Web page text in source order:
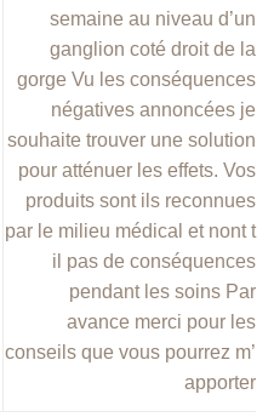
semaine au niveau d’un
ganglion coté droit de la
gorge Vu les conséquences
négatives annoncées je
souhaite trouver une solution
pour atténuer les effets. Vos
produits sont ils reconnues
par le milieu médical et nont t
il pas de conséquences
pendant les soins Par
avance merci pour les
conseils que vous pourrez m’
apporter